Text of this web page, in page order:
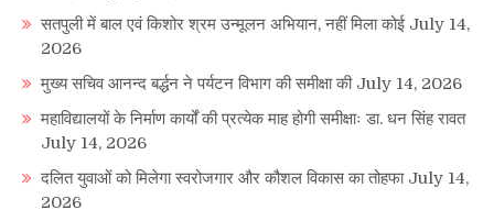
सतपुली में बाल एवं किशोर श्रम उन्मूलन अभियान, नहीं मिला कोई July 14,
2026
मुख्य सचिव आनन्द बर्द्धन ने पर्यटन विभाग की समीक्षा की July 14, 2026
महाविद्यालयों के निर्माण कार्यों की प्रत्येक माह होगी समीक्षाः डा. धन सिंह रावत
July 14, 2026
दलित युवाओं को मिलेगा स्वरोजगार और कौशल विकास का तोहफा July 14,
2026